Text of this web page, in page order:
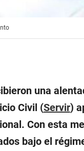
una
Civil (Servir)
Con esta
bajo el